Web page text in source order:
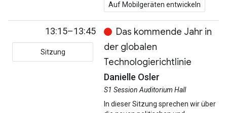
Auf Mobilgeräten entwickeln
13:15–13:45
Sitzung
Das kommende Jahr in
der globalen
Technologierichtlinie
Danielle Osler
S1 Session Auditorium Hall
In dieser Sitzung sprechen wir über